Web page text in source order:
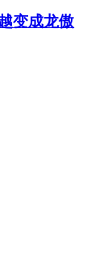
变成龙傲